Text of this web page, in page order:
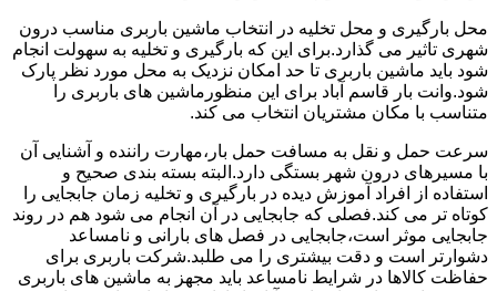
محل بارگیری و محل تخلیه در انتخاب ماشین باربری مناسب درون
شهری تاثیر می گذارد.برای این که بارگیری و تخلیه به سهولت انجام
شود باید ماشین باربری تا حد امکان نزدیک به محل مورد نظر پارک
شود.وانت بار قاسم آباد برای این منظورماشین های باربری را
متناسب با مکان مشتریان انتخاب می کند.
سرعت حمل و نقل به مسافت حمل بار،مهارت راننده و آشنایی آن
با مسیرهای درون شهر بستگی دارد.البته بسته بندی صحیح و
استفاده از افراد آموزش دیده در بارگیری و تخلیه زمان جابجایی را
کوتاه تر می کند.فصلی که جابجایی در آن انجام می شود هم در روند
جابجایی موثر است،جابجایی در فصل های بارانی و نامساعد
دشوارتر است و دقت بیشتری را می طلبد.شرکت باربری برای
حفاظت کالاها در شرایط نامساعد باید مجهز به ماشین های باربری